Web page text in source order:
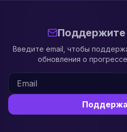
Введите email, чтобы
обновления о